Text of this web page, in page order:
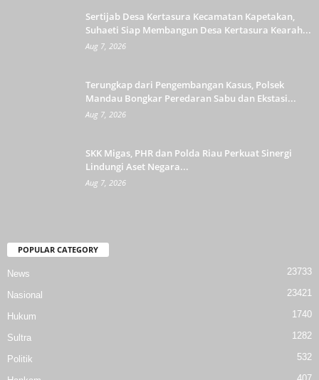
Sertijab Desa Kertasura Kecamatan Kapetakan,
Suhaeti Siap Membangun Desa Kertasura Kearah...
Aug 7, 2026
Terungkap dari Pengembangan Kasus, Polsek
Mandau Bongkar Peredaran Sabu dan Ekstasi...
Aug 7, 2026
SKK Migas, PHR dan Polda Riau Perkuat Sinergi
Lindungi Aset Negara...
Aug 7, 2026
POPULAR CATEGORY
News 23733
Nasional 23421
Hukum 1740
Sultra 1282
Politik 532